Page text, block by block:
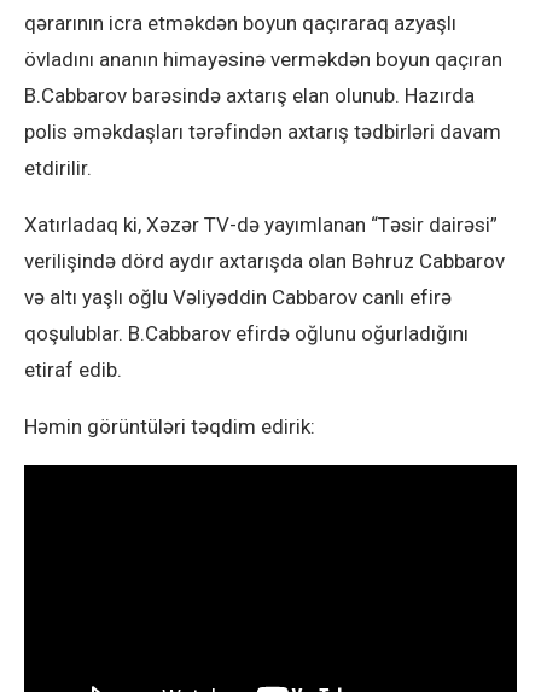
qərarının icra etməkdən boyun qaçıraraq azyaşlı
övladını ananın himayəsinə verməkdən boyun qaçıran
B.Cabbarov barəsində axtarış elan olunub. Hazırda
polis əməkdaşları tərəfindən axtarış tədbirləri davam
etdirilir.
Xatırladaq ki, Xəzər TV-də yayımlanan “Təsir dairəsi”
verilişində dörd aydır axtarışda olan Bəhruz Cabbarov
və altı yaşlı oğlu Vəliyəddin Cabbarov canlı efirə
qoşulublar. B.Cabbarov efirdə oğlunu oğurladığını
etiraf edib.
Həmin görüntüləri təqdim edirik: